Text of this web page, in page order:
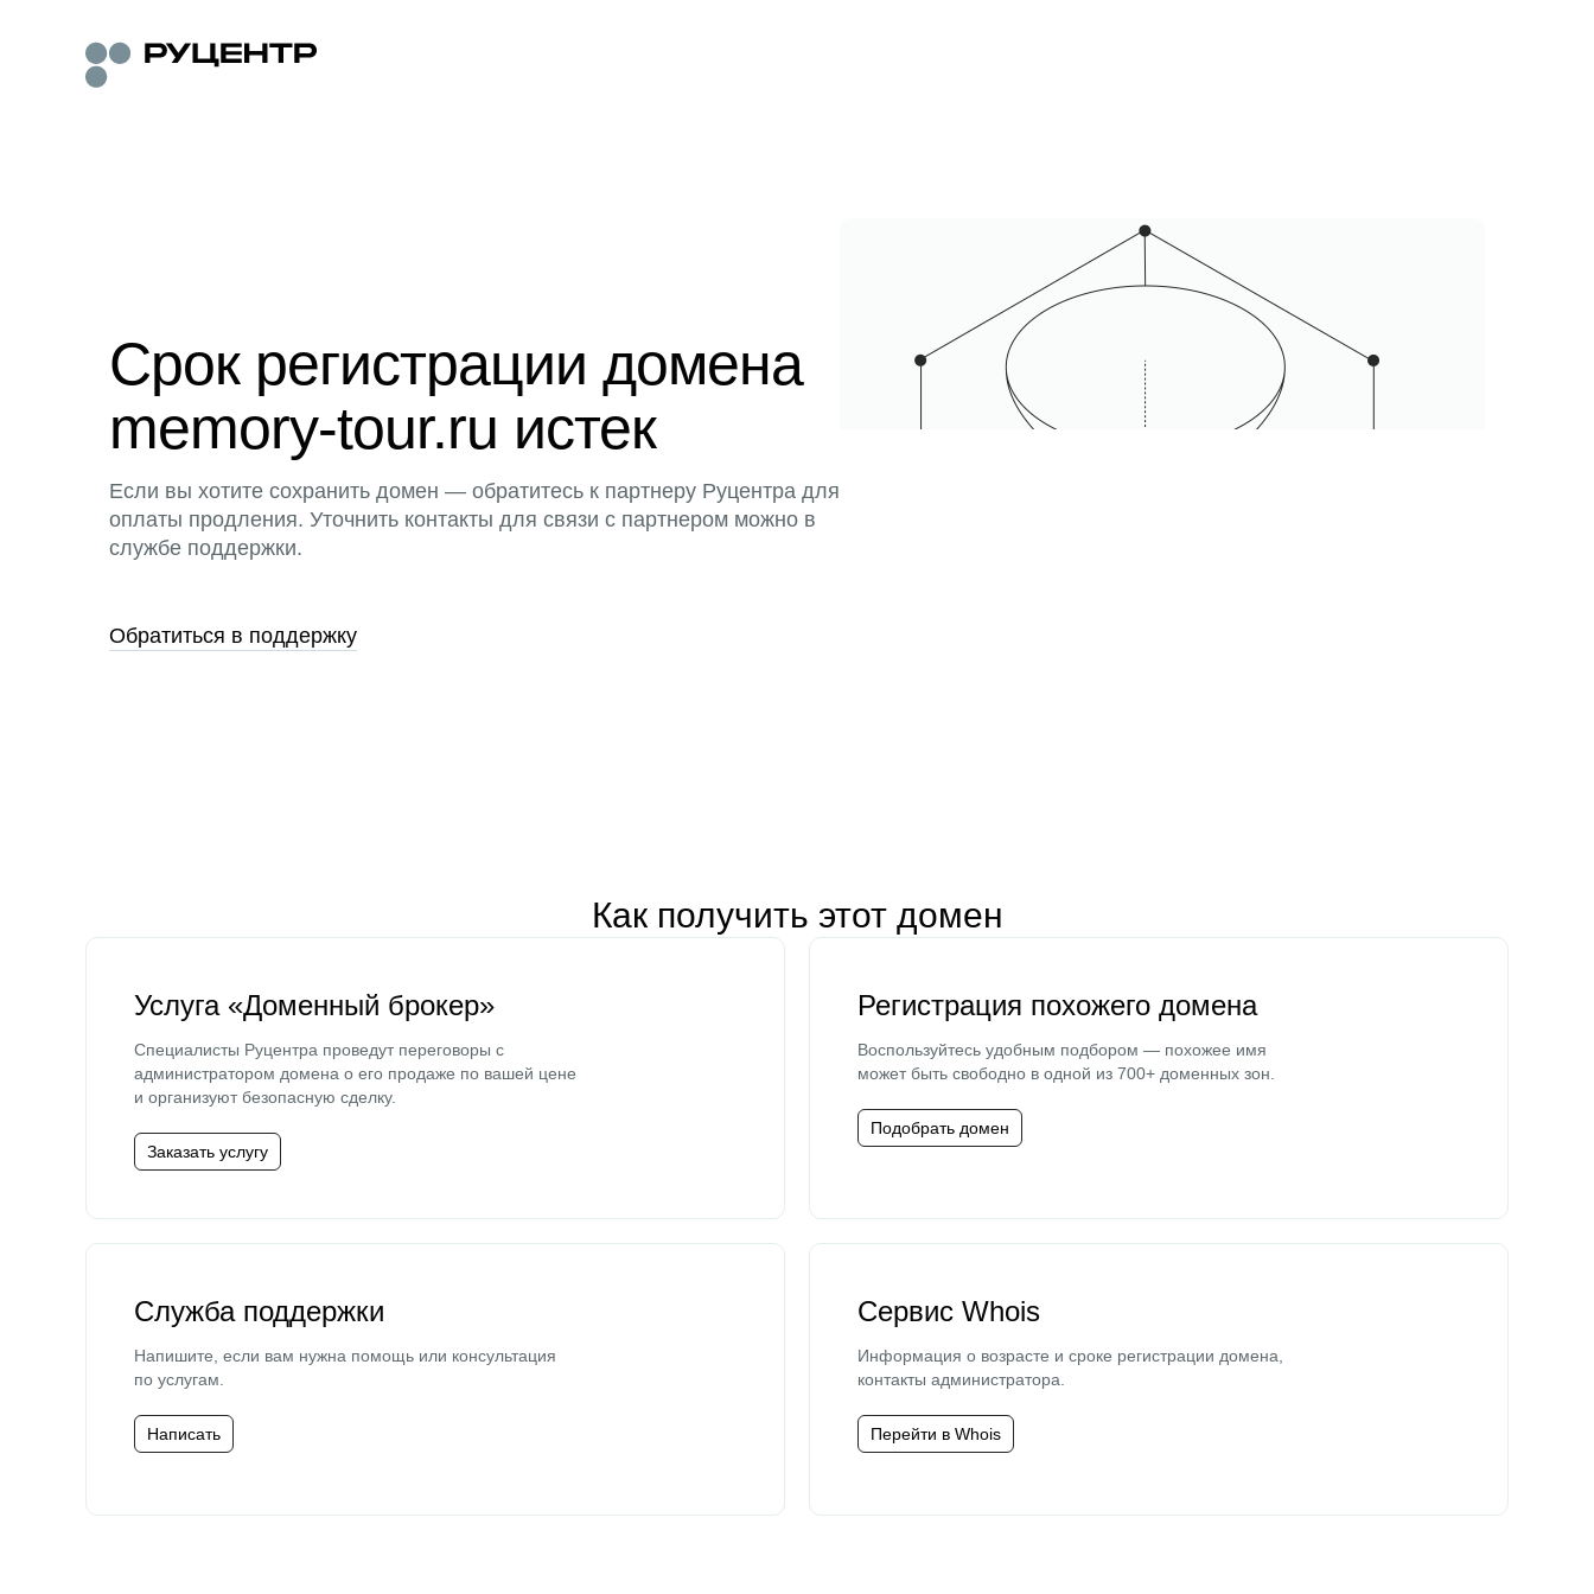
Срок регистрации домена
memory-tour.ru истек
Если вы хотите сохранить домен — обратитесь к партнеру Руцентра для
оплаты продления. Уточнить контакты для связи с партнером можно в
службе поддержки.
Обратиться в поддержку
Как получить этот домен
Услуга «Доменный брокер»
Специалисты Руцентра проведут переговоры с
администратором домена о его продаже по вашей цене
и организуют безопасную сделку.
Заказать услугу
Регистрация похожего домена
Воспользуйтесь удобным подбором — похожее имя
может быть свободно в одной из 700+ доменных зон.
Подобрать домен
Служба поддержки
Напишите, если вам нужна помощь или консультация
по услугам.
Написать
Сервис Whois
Информация о возрасте и сроке регистрации домена,
контакты администратора.
Перейти в Whois